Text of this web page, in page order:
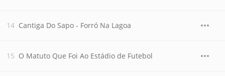
Cantiga Do Sapo - Forró Na Lagoa
O Matuto Que Foi Ao Estádio de Futebol